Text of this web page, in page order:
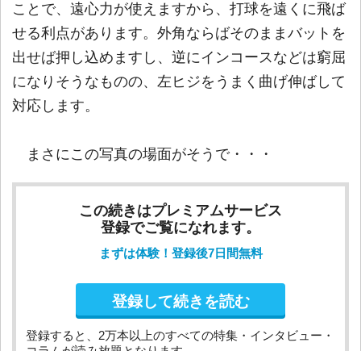
ことで、遠心力が使えますから、打球を遠くに飛ば
せる利点があります。外角ならばそのままバットを
出せば押し込めますし、逆にインコースなどは窮屈
になりそうなものの、左ヒジをうまく曲げ伸ばして
対応します。
まさにこの写真の場面がそうで・・・
この続きはプレミアムサービス
登録でご覧になれます。
まずは体験！登録後7日間無料
登録して続きを読む
登録すると、2万本以上のすべての特集・インタビュー・